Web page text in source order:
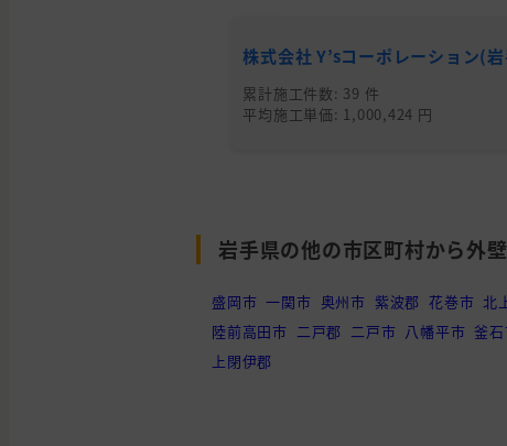
株式会社 Y’sコーポレーション(
累計施工件数: 39 件
平均施工単価: 1,000,424 円
岩手県の他の市区町村から外
盛岡市 一関市 奥州市 紫波郡 花巻市 北
陸前高田市 二戸郡 二戸市 八幡平市 釜
上閉伊郡